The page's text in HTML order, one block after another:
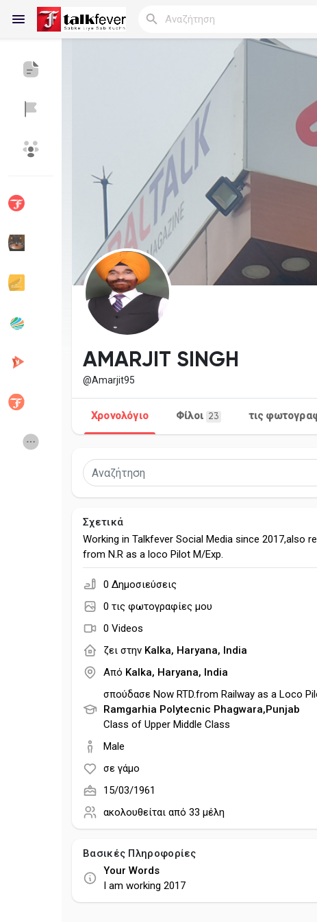
Blogs
Ανακάλυψε Ομάδες
Ανακάλυψε Σελίδες Σελίδες που μου
Δημοφιλείς δημοσιεύσεις Discover Posts
Global News Vdo Junction
Talkfever App
AMARJIT SINGH
@Amarjit95
Χρονολόγιο Φίλοι 23 τις
Σχετικά
Working in Talkfever Social Media since 2017,also
from N.R as a loco Pilot M/Exp.
0 Δημοσιεύσεις
0 τις φωτογραφίες μου
0 Videos
ζει στην Kalka, Haryana, India
Από Kalka, Haryana, India
σπούδασε Now RTD.from Railway as a Loco
Ramgarhia Polytecnic Phagwara,Punjab
Class of Upper Middle Class
Male
σε γάμο
15/03/1961
ακολουθείται από 33 μέλη
Βασικές Πληροφορίες
Your Words
I am working 2017